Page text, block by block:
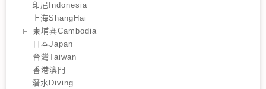
印尼Indonesia
上海ShangHai
️柬埔寨Cambodia
️日本Japan
️台灣Taiwan
️香港澳門
潛水Diving